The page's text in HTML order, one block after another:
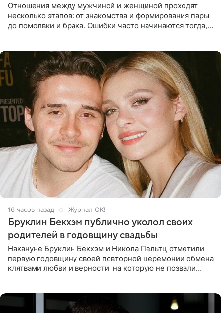
Отношения между мужчиной и женщиной проходят
несколько этапов: от знакомства и формирования пары
до помолвки и брака. Ошибки часто начинаются тогда,
16 часов назад Журнал OK!
Бруклин Бекхэм публично уколол своих
родителей в годовщину свадьбы
Накануне Бруклин Бекхэм и Никола Пельтц отметили
первую годовщину своей повторной церемонии обмена
клятвами любви и верности, на которую не позвали